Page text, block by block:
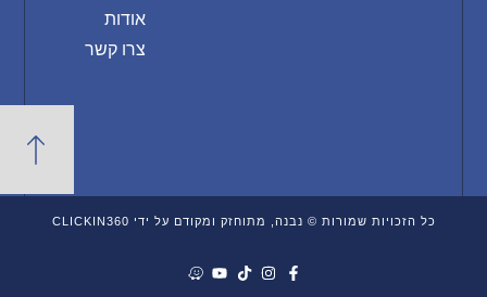
אודות
צרו קשר
כל הזכויות שמורות © נבנה, מתוחזק ומקודם על ידי CLICKIN360